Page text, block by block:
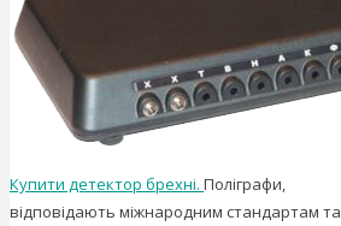
Купити детектор брехні. Поліграфи,
відповідають міжнародним стандартам та